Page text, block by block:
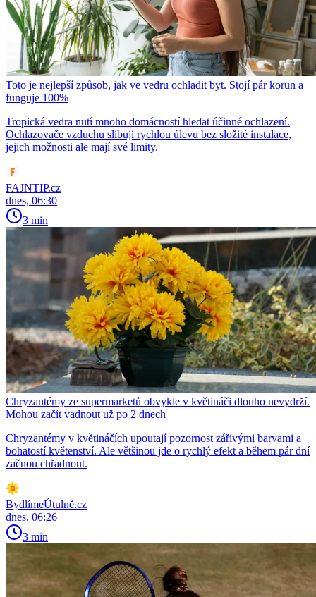
Toto je nejlepší způsob, jak ve vedru ochladit byt. Stojí pár korun a
funguje 100%
Tropická vedra nutí mnoho domácností hledat účinné ochlazení.
Ochlazovače vzduchu slibují rychlou úlevu bez složité instalace,
jejich možnosti ale mají své limity.
FAJNTIP.cz
dnes, 06:30
3 min
Chryzantémy ze supermarketů obvykle v květináči dlouho nevydrží.
Mohou začít vadnout už po 2 dnech
Chryzantémy v květináčích upoutají pozornost zářivými barvami a
bohatostí květenství. Ale většinou jde o rychlý efekt a během pár dní
začnou chřadnout.
BydlímeÚtulně.cz
dnes, 06:26
3 min